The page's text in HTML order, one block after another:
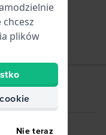
plików
Nie teraz